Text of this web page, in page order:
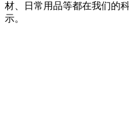
材、日常用品等都在我们的
示。